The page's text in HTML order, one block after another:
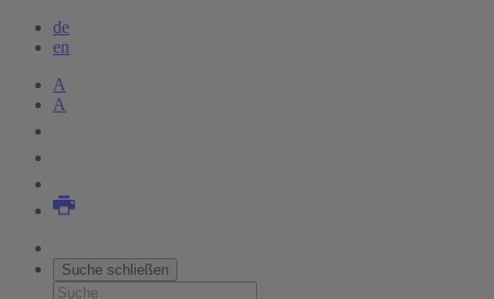
de
en
A
A
Suche schließen